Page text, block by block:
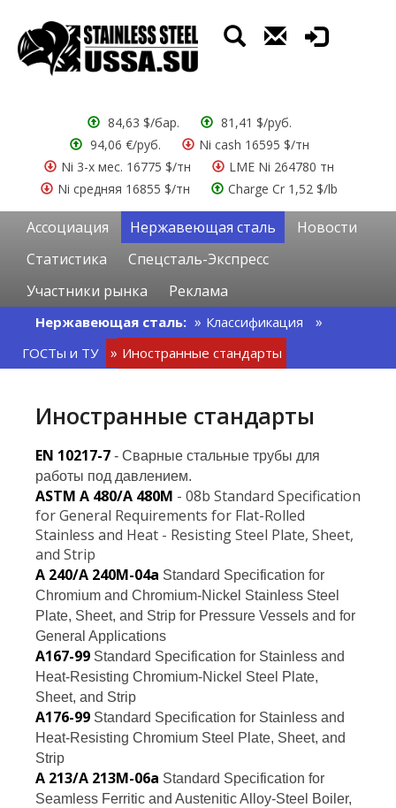
84,63 $/бар.
81,41 $/руб.
94,06 €/руб.
Ni cash 16595 $/тн
Ni 3-х мес. 16775 $/тн
LME Ni 264780 тн
Ni средняя 16855 $/тн
Charge Cr 1,52 $/lb
Ассоциация Нержавеющая сталь
Новости
Статистика
Спецсталь-Экспресс
Участники рынка
Реклама
Нержавеющая сталь:
Классификация
ГОСТы и ТУ
Иностранные стандарты
Иностранные стандарты
EN 10217-7 - Сварные стальные трубы для
работы под давлением.
ASTM A 480/A 480M - 08b Standard Specification
for General Requirements for Flat-Rolled
Stainless and Heat - Resisting Steel Plate, Sheet,
and Strip
A 240/A 240M-04a Standard Specification for
Chromium and Chromium-Nickel Stainless Steel
Plate, Sheet, and Strip for Pressure Vessels and for
General Applications
A167-99 Standard Specification for Stainless and
Heat-Resisting Chromium-Nickel Steel Plate,
Sheet, and Strip
A176-99 Standard Specification for Stainless and
Heat-Resisting Chromium Steel Plate, Sheet, and
Strip
A 213/A 213M-06a Standard Specification for
Seamless Ferritic and Austenitic Alloy-Steel Boiler,